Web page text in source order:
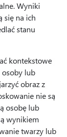
Wyniki
się na ich
stanu
kontekstowe
osoby lub
obraz z
nie są
osobę lub
wynikiem
twarzy lub